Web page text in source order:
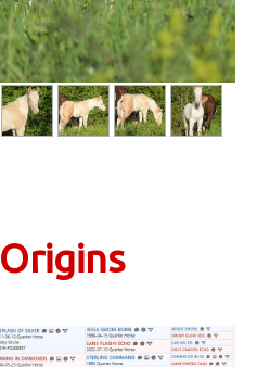
Origins